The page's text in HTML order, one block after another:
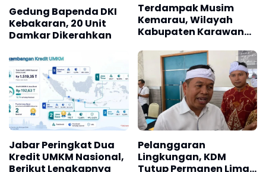
Gedung Bapenda DKI
Kebakaran, 20 Unit
Damkar Dikerahkan
Terdampak Musim
Kemarau, Wilayah
Kabupaten Karawang
Meluas
Jabar Peringkat Dua
Kredit UMKM Nasional,
Berikut Lengkapnya
Pelanggaran
Lingkungan, KDM
Tutup Permanen Lima